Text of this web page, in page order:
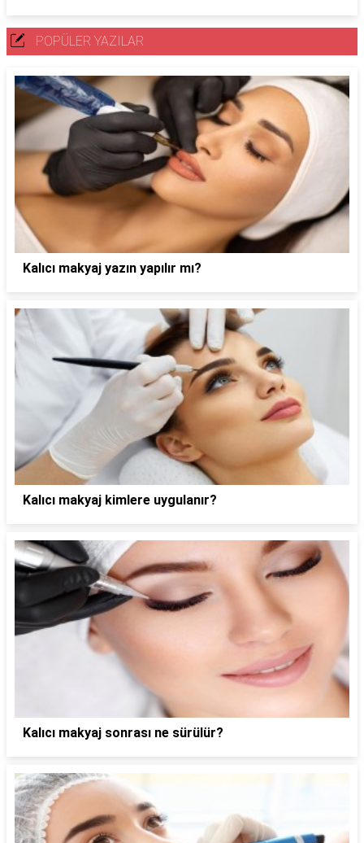
POPÜLER YAZILAR
Kalıcı makyaj yazın yapılır mı?
Kalıcı makyaj kimlere uygulanır?
Kalıcı makyaj sonrası ne sürülür?